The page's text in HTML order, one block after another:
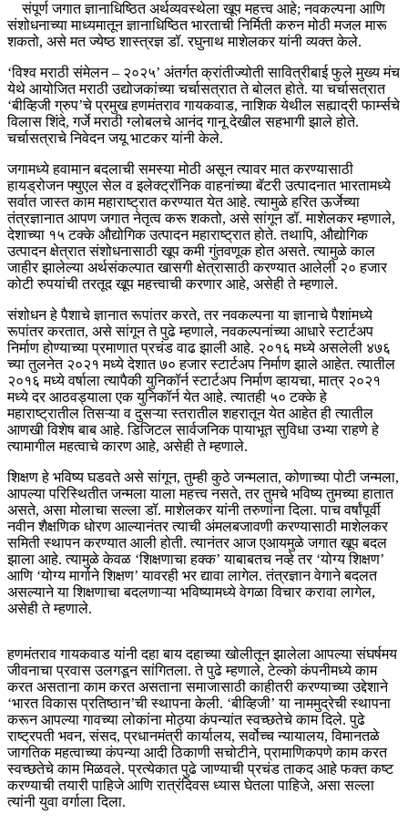
संपूर्ण जगात ज्ञानाधिष्ठित अर्थव्यवस्थेला खूप महत्त्व आहे; नवकल्पना आणि
संशोधनाच्या माध्यमातून ज्ञानाधिष्ठित भारताची निर्मिती करुन मोठी मजल मारू
शकतो, असे मत ज्येष्ठ शास्त्रज्ञ डॉ. रघुनाथ माशेलकर यांनी व्यक्त केले.
‘विश्व मराठी संमेलन – २०२५’ अंतर्गत क्रांतीज्योती सावित्रीबाई फुले मुख्य मंच
येथे आयोजित मराठी उद्योजकांच्या चर्चासत्रात ते बोलत होते. या चर्चासत्रात
‘बीव्हिजी ग्रुप’चे प्रमुख हणमंतराव गायकवाड, नाशिक येथील सह्याद्री फार्म्सचे
विलास शिंदे, गर्जे मराठी ग्लोबलचे आनंद गानू देखील सहभागी झाले होते.
चर्चासत्राचे निवेदन जयू भाटकर यांनी केले.
जगामध्ये हवामान बदलाची समस्या मोठी असून त्यावर मात करण्यासाठी
हायड्रोजन फ्युएल सेल व इलेक्ट्रॉनिक वाहनांच्या बॅटरी उत्पादनात भारतामध्ये
सर्वात जास्त काम महाराष्ट्रात करण्यात येत आहे. त्यामुळे हरित ऊर्जेच्या
तंत्रज्ञानात आपण जगात नेतृत्व करू शकतो, असे सांगून डॉ. माशेलकर म्हणाले,
देशाच्या १५ टक्के औद्योगिक उत्पादन महाराष्ट्रात होते. तथापि, औद्योगिक
उत्पादन क्षेत्रात संशोधनासाठी खूप कमी गुंतवणूक होत असते. त्यामुळे काल
जाहीर झालेल्या अर्थसंकल्पात खासगी क्षेत्रासाठी करण्यात आलेली २० हजार
कोटी रुपयांची तरतूद खूप महत्त्वाची करणार आहे, असेही ते म्हणाले.
संशोधन हे पैशाचे ज्ञानात रूपांतर करते, तर नवकल्पना या ज्ञानाचे पैशांमध्ये
रूपांतर करतात, असे सांगून ते पुढे म्हणाले, नवकल्पनांच्या आधारे स्टार्टअप
निर्माण होण्याच्या प्रमाणात प्रचंड वाढ झाली आहे. २०१६ मध्ये असलेली ४७६
च्या तुलनेत २०२१ मध्ये देशात ७० हजार स्टार्टअप निर्माण झाले आहेत. त्यातील
२०१६ मध्ये वर्षाला त्यापैकी युनिकॉर्न स्टार्टअप निर्माण व्हायचा, मात्र २०२१
मध्ये दर आठवड्याला एक युनिकॉर्न येत आहे. त्यातही ५० टक्के हे
महाराष्ट्रातील तिसऱ्या व दुसऱ्या स्तरातील शहरातून येत आहेत ही त्यातील
आणखी विशेष बाब आहे. डिजिटल सार्वजनिक पायाभूत सुविधा उभ्या राहणे हे
त्यामागील महत्वाचे कारण आहे, असेही ते म्हणाले.
शिक्षण हे भविष्य घडवते असे सांगून, तुम्ही कुठे जन्मलात, कोणाच्या पोटी जन्मला,
आपल्या परिस्थितीत जन्मला याला महत्त्व नसते, तर तुमचे भविष्य तुमच्या हातात
असते, असा मोलाचा सल्ला डॉ. माशेलकर यांनी तरुणांना दिला. पाच वर्षांपूर्वी
नवीन शैक्षणिक धोरण आल्यानंतर त्याची अंमलबजावणी करण्यासाठी माशेलकर
समिती स्थापन करण्यात आली होती. त्यानंतर आज एआयमुळे जगात खूप बदल
झाला आहे. त्यामुळे केवळ ‘शिक्षणाचा हक्क’ याबाबतच नव्हे तर ‘योग्य शिक्षण’
आणि ‘योग्य मार्गाने शिक्षण’ यावरही भर द्यावा लागेल. तंत्रज्ञान वेगाने बदलत
असल्याने या शिक्षणाचा बदलणाऱ्या भविष्यामध्ये वेगळा विचार करावा लागेल,
असेही ते म्हणाले.
हणमंतराव गायकवाड यांनी दहा बाय दहाच्या खोलीतून झालेला आपल्या संघर्षमय
जीवनाचा प्रवास उलगडून सांगितला. ते पुढे म्हणाले, टेल्को कंपनीमध्ये काम
करत असताना काम करत असताना समाजासाठी काहीतरी करण्याच्या उद्देशाने
‘भारत विकास प्रतिष्ठान’ची स्थापना केली. ‘बीव्हिजी’ या नाममुद्रेची स्थापना
करून आपल्या गावच्या लोकांना मोठ्या कंपन्यांत स्वच्छतेचे काम दिले. पुढे
राष्ट्रपती भवन, संसद, प्रधानमंत्री कार्यालय, सर्वोच्च न्यायालय, विमानतळे
जागतिक महत्वाच्या कंपन्या आदी ठिकाणी सचोटीने, प्रामाणिकपणे काम करत
स्वच्छतेचे काम मिळवले. प्रत्येकात पुढे जाण्याची प्रचंड ताकद आहे फक्त कष्ट
करण्याची तयारी पाहिजे आणि रात्रंदिवस ध्यास घेतला पाहिजे, असा सल्ला
त्यांनी युवा वर्गाला दिला.